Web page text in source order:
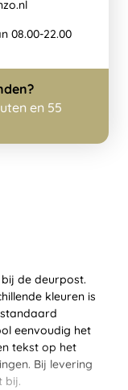
de deurpost.
kleuren is
eenvoudig het
tekst op het
Bij levering
bij.
08.00-22.00
en 55